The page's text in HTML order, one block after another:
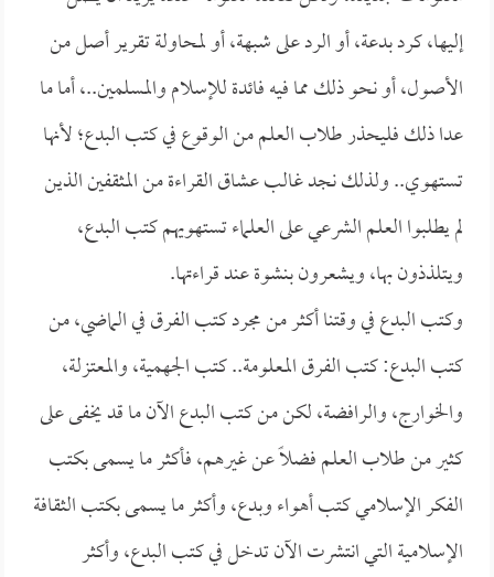
إليها، كرد بدعة، أو الرد على شبهة، أو لمحاولة تقرير أصل من
الأصول، أو نحو ذلك مما فيه فائدة للإسلام والمسلمين..، أما ما
عدا ذلك فليحذر طلاب العلم من الوقوع في كتب البدع؛ لأنها
تستهوي.. ولذلك نجد غالب عشاق القراءة من المثقفين الذين
لم يطلبوا العلم الشرعي على العلماء تستهويهم كتب البدع،
ويتلذذون بها، ويشعرون بنشوة عند قراءتها.
وكتب البدع في وقتنا أكثر من مجرد كتب الفرق في الماضي، من
كتب البدع: كتب الفرق المعلومة.. كتب الجهمية، والمعتزلة،
والخوارج، والرافضة، لكن من كتب البدع الآن ما قد يخفى على
كثير من طلاب العلم فضلاً عن غيرهم، فأكثر ما يسمى بكتب
الفكر الإسلامي كتب أهواء وبدع، وأكثر ما يسمى بكتب الثقافة
الإسلامية التي انتشرت الآن تدخل في كتب البدع، وأكثر